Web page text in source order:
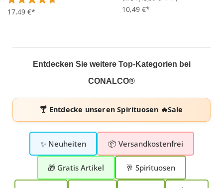
Durchschnittliche Bewertung von 4.7 von 5 Sternen
17,49 €* 10,49 €*
Entdecken Sie weitere Top-Kategorien bei
CONALCO®
🍸 Entdecke unserenSpirituosen 🔥Sale
✨ Neuheiten 📦 Versandkostenfrei
🎁 Gratis Artikel 🥂 Spirituosen